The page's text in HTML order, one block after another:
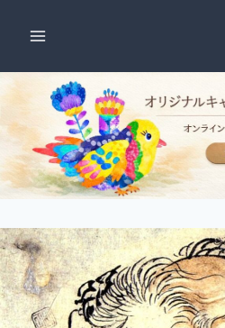
ス
ッ
プ